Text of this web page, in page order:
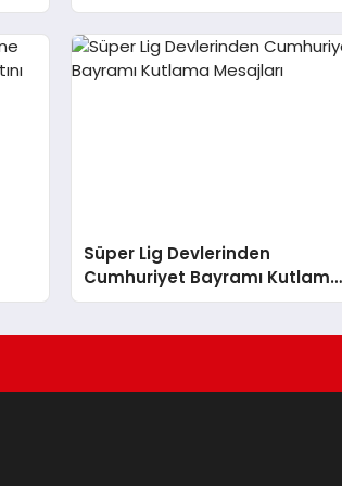
Getirdi
Süper Lig Devlerinden
Cumhuriyet Bayramı Kutlama
Mesajları